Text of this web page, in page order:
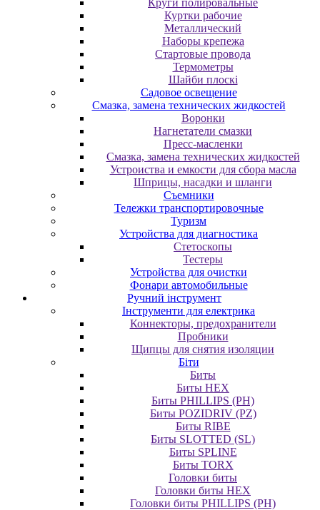
Круги полировальные
Куртки рабочие
Металлический
Наборы крепежа
Стартовые провода
Термометры
Шайби плоскі
Садовое освещение
Смазка, замена технических жидкостей
Воронки
Нагнетатели смазки
Пресс-масленки
Смазка, замена технических жидкостей
Устроиства и емкости для сбора масла
Шприцы, насадки и шланги
Съемники
Тележки транспортировочные
Туризм
Устройства для диагностика
Стетоскопы
Тестеры
Устройства для очистки
Фонари автомобильные
Ручний інструмент
Інструменти для електрика
Коннекторы, предохранители
Пробники
Щипцы для снятия изоляции
Біти
Биты
Биты HEX
Биты PHILLIPS (PH)
Биты POZIDRIV (PZ)
Биты RIBE
Биты SLOTTED (SL)
Биты SPLINE
Биты TORX
Головки биты
Головки биты HEX
Головки биты PHILLIPS (PH)